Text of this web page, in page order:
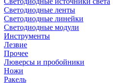
Светодиодные ленты
Светодиодные линейки
Светодиодные модули
Инструменты
Лезвие
Прочее
Люверсы и пробойники
Ножи
Ракель